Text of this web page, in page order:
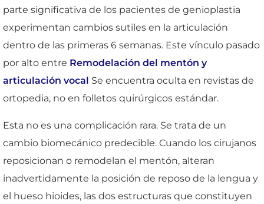
parte significativa de los pacientes de genioplastia
experimentan cambios sutiles en la articulación
dentro de las primeras 6 semanas. Este vínculo pasado
por alto entre Remodelación del mentón y
articulación vocal Se encuentra oculta en revistas de
ortopedia, no en folletos quirúrgicos estándar.
Esta no es una complicación rara. Se trata de un
cambio biomecánico predecible. Cuando los cirujanos
reposicionan o remodelan el mentón, alteran
inadvertidamente la posición de reposo de la lengua y
el hueso hioides, las dos estructuras que constituyen